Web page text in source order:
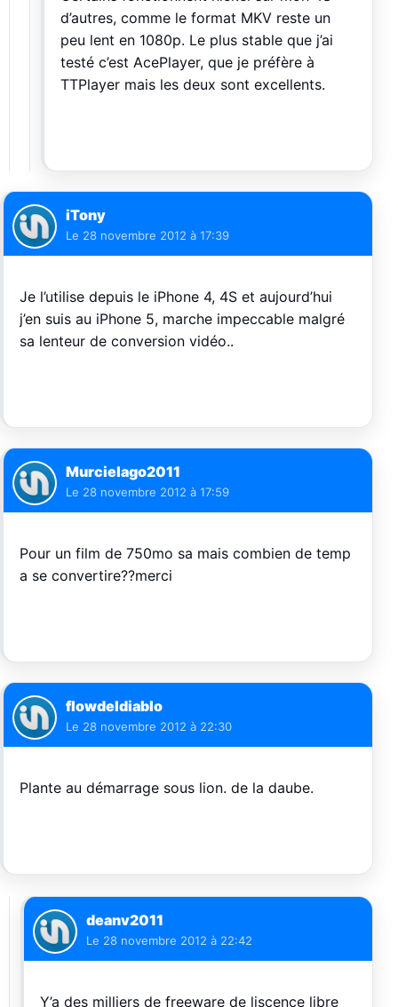
d’autres, comme le format MKV reste un
peu lent en 1080p. Le plus stable que j’ai
testé c’est AcePlayer, que je préfère à
TTPlayer mais les deux sont excellents.
iTony
Le 28 novembre 2012 à 17:39
Je l’utilise depuis le iPhone 4, 4S et aujourd’hui
j’en suis au iPhone 5, marche impeccable malgré
sa lenteur de conversion vidéo..
Murcielago2011
Le 28 novembre 2012 à 17:59
Pour un film de 750mo sa mais combien de temp
a se convertire??merci
flowdeldiablo
Le 28 novembre 2012 à 22:30
Plante au démarrage sous lion. de la daube.
deanv2011
Le 28 novembre 2012 à 22:42
Y’a des milliers de freeware de liscence libre